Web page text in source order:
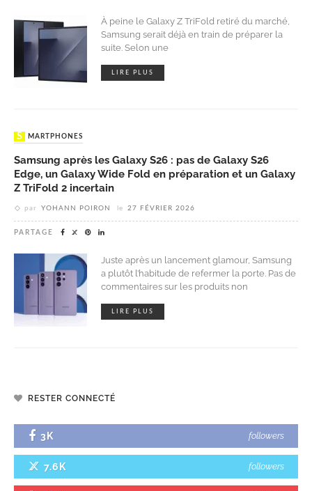
À peine le Galaxy Z TriFold retiré du marché,
Samsung serait déjà en train de préparer la
suite. Selon une
LIRE PLUS
SMARTPHONES
Samsung après les Galaxy S26 : pas de Galaxy S26
Edge, un Galaxy Wide Fold en préparation et un Galaxy
Z TriFold 2 incertain
par YOHANN POIRON le 27 FÉVRIER 2026
PARTAGE
Juste après un lancement glamour, Samsung
a plutôt l’habitude de refermer la porte. Pas de
commentaires sur les produits non
LIRE PLUS
RESTER CONNECTÉ
3K followers
7.6K followers